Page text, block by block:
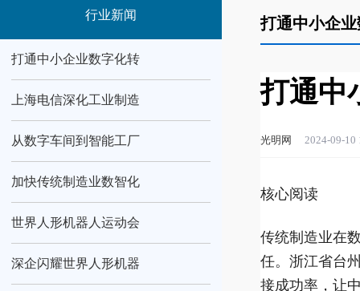
行业新闻
打通中小企业数字化转
上海电信深化工业制造
从数字车间到智能工厂
加快传统制造业数智化
世界人形机器人运动会
深企闪耀世界人形机器
打通中小企
打通中
光明网 2024-09-10
核心阅读
传统制造业在
任。浙江省台
接成功率，让